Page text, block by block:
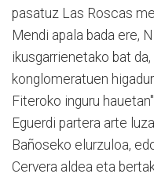
pasatuz Las Roscas
Mendi apala bada ere,
ikusgarrienetako bat
konglomeratuen
Fiteroko inguru
Eguerdi partera arte
Bañoseko elurzuloa,
Cervera aldea eta